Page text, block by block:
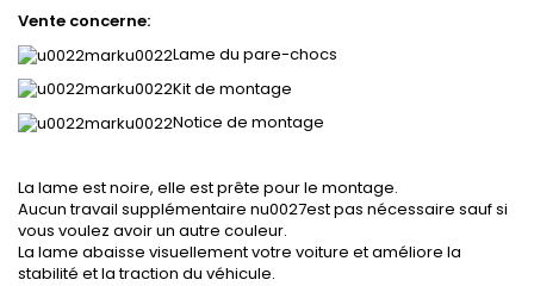
Vente concerne:
Lame du pare-chocs
Kit de montage
Notice de montage
La lame est noire, elle est prête pour le montage.
Aucun travail supplémentaire nu0027est pas nécessaire sauf si
vous voulez avoir un autre couleur.
La lame abaisse visuellement votre voiture et améliore la
stabilité et la traction du véhicule.